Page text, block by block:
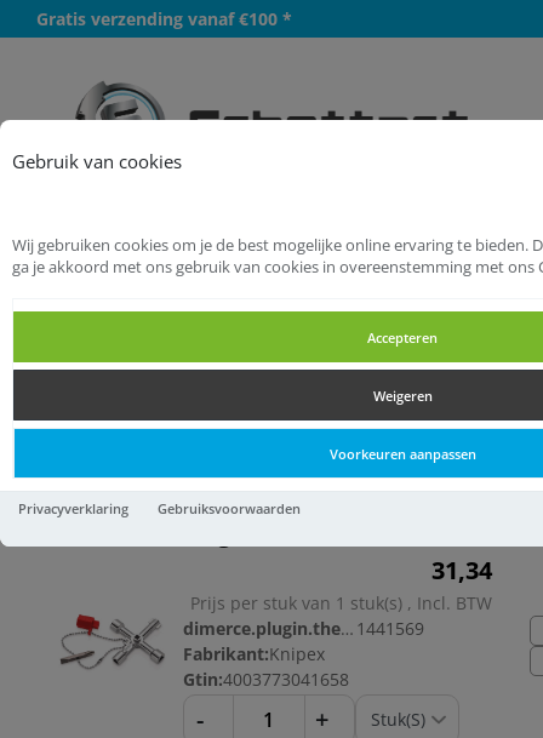
Gebruik van cookies
Wij gebruiken cookies om je de best mogelijke online ervaring te bieden.
ga je akkoord met ons gebruik van cookies in overeenstemming met ons
Accepteren
Weigeren
Voorkeuren aanpassen
Privacyverklaring Gebruiksvoorwaarden
Gratis verzending vanaf €100 *
Startpagina
Handgereedschappen
Machinesleutels
Schakelkastsleutels
Schakelkastsleutels
Schakelkastsleutels
Kruisdopsleutel 5/6/8/9 mm
31,34
Prijs per stuk van 1 stuk(s) , Incl. BTW
dimerce.plugin.theme.productnr: 1441569
Fabrikant:Knipex
Gtin:4003773041658
- +